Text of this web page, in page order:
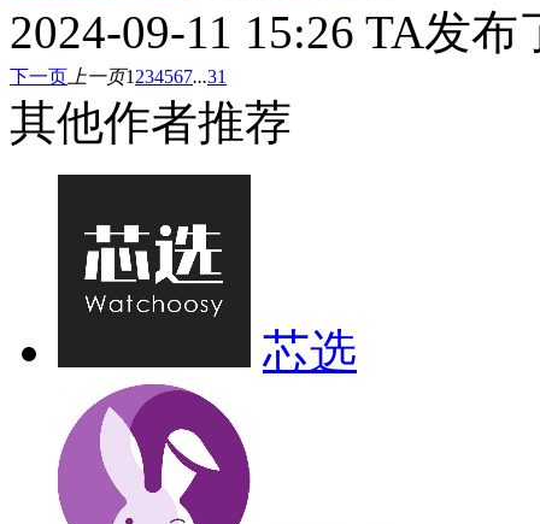
2024-09-11 15:26 TA发布
下一页上一页1234567...31
其他作者推荐
芯选